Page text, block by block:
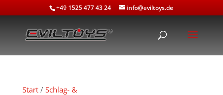
+49 1525 477 43 24 info@eviltoys.de
Start/ Schlag- &